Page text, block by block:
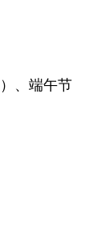
、端午节